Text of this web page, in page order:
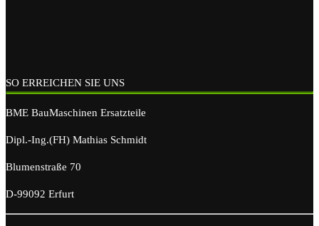
SO ERREICHEN SIE UNS
BME BauMaschinen Ersatzteile
Dipl.-Ing.(FH) Mathias Schmidt
Blumenstraße 70
D-99092 Erfurt